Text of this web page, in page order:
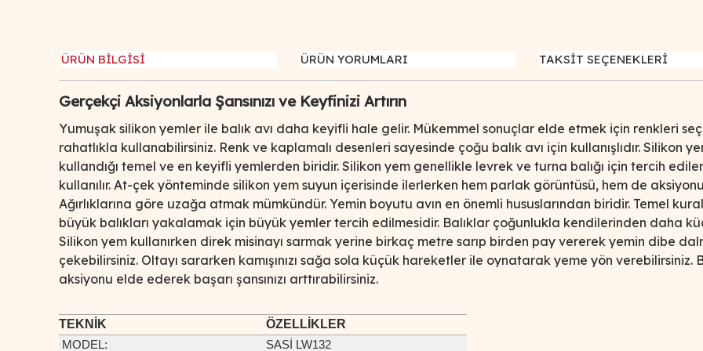
ÜRÜN BİLGİSİ ÜRÜN YORUMLARI TAKSİT SEÇENEKLERİ
Gerçekçi Aksiyonlarla Şansınızı ve Keyfinizi Artırın
Yumuşak silikon yemler ile balık avı daha keyifli hale gelir. Mükemmel sonuçlar elde etmek için renkleri
rahatlıkla kullanabilirsiniz. Renk ve kaplamalı desenleri sayesinde çoğu balık avı için kullanışlıdır. Silikon
kullandığı temel ve en keyifli yemlerden biridir. Silikon yem genellikle levrek ve turna balığı için tercih
kullanılır. At-çek yönteminde silikon yem suyun içerisinde ilerlerken hem parlak görüntüsü, hem de
Ağırlıklarına göre uzağa atmak mümkündür. Yemin boyutu avın en önemli hususlarından biridir. Temel
büyük balıkları yakalamak için büyük yemler tercih edilmesidir. Balıklar çoğunlukla kendilerinden daha
Silikon yem kullanırken direk misinayı sarmak yerine birkaç metre sarıp birden pay vererek yemin dibe
çekebilirsiniz. Oltayı sararken kamışınızı sağa sola küçük hareketler ile oynatarak yeme yön
aksiyonu elde ederek başarı şansınızı arttırabilirsiniz.
TEKNİK ÖZELLİKLER
MODEL: SASİ LW132